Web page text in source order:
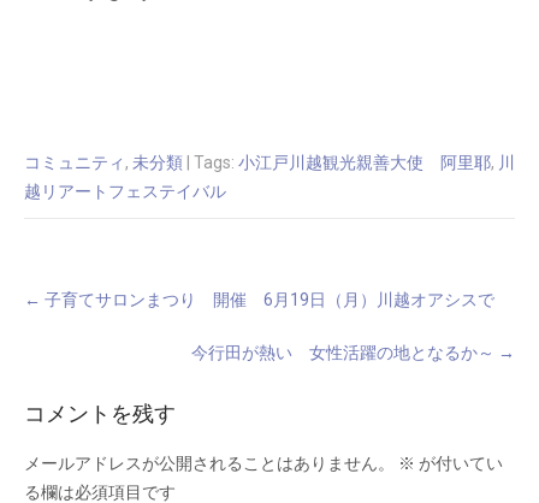
コミュニティ , 未分類 | Tags: 小江戸川越観光親善大使 阿里耶, 川
越リアートフェステイバル
Post
navigation
← 子育てサロンまつり 開催 6月19日（月）川越オアシスで
今行田が熱い 女性活躍の地となるか～ →
コメントを残す
メールアドレスが公開されることはありません。 ※ が付いてい
る欄は必須項目です